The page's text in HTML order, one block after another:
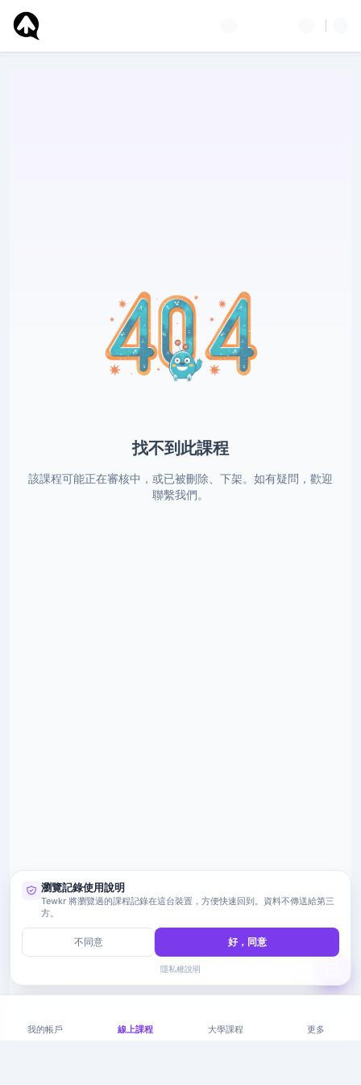
找不到此課程
該課程可能正在審核中，或已被刪除、下架。如有疑問，歡迎
聯繫我們。
我的帳戶 線上課程 大學課程 更多
瀏覽記錄使用說明
Tewkr 將瀏覽過的課程記錄在這台裝置，方便快速回到。資料不傳送給第三
方。
不同意 好，同意
隱私權說明